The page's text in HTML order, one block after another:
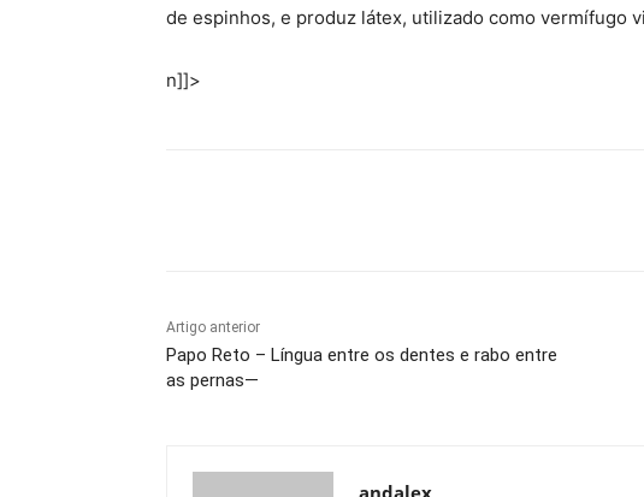
de espinhos, e produz látex, utilizado como vermífugo
n]]>
Artigo anterior
Papo Reto – Língua entre os dentes e rabo entre
as pernas—